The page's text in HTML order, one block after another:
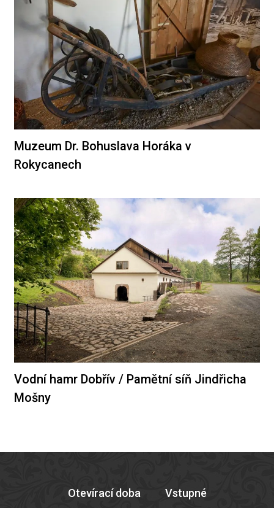
Muzeum Dr. Bohuslava Horáka v
Rokycanech
Vodní hamr Dobřív / Pamětní síň Jindřicha
Mošny
Otevírací doba
Vstupné